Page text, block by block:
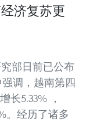
济复苏更
部日前已公布
调，越南第四
长5.33% ，
。经历了诸多